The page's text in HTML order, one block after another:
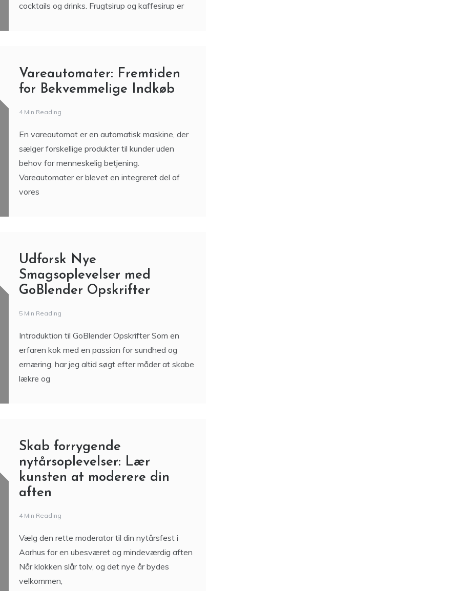
cocktails og drinks. Frugtsirup og kaffesirup er
Vareautomater: Fremtiden
for Bekvemmelige Indkøb
4 Min Reading
En vareautomat er en automatisk maskine, der
sælger forskellige produkter til kunder uden
behov for menneskelig betjening.
Vareautomater er blevet en integreret del af
vores
Udforsk Nye
Smagsoplevelser med
GoBlender Opskrifter
5 Min Reading
Introduktion til GoBlender Opskrifter Som en
erfaren kok med en passion for sundhed og
ernæring, har jeg altid søgt efter måder at skabe
lækre og
Skab forrygende
nytårsoplevelser: Lær
kunsten at moderere din
aften
4 Min Reading
Vælg den rette moderator til din nytårsfest i
Aarhus for en ubesværet og mindeværdig aften
Når klokken slår tolv, og det nye år bydes
velkommen,